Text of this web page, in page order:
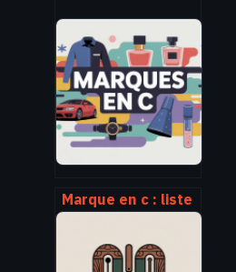
Marque en c : liste
complète et
choisir